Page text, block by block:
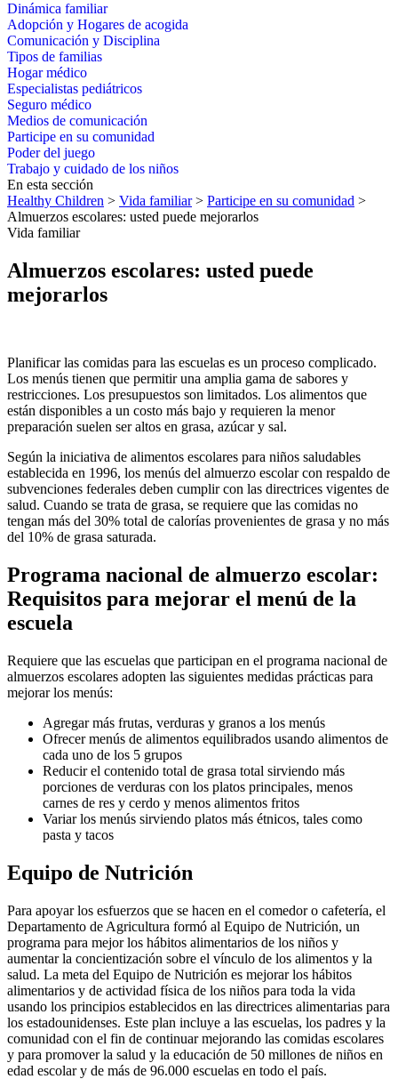
Dinámica familiar
Adopción y Hogares de acogida
Comunicación y Disciplina
Tipos de familias
Hogar médico
Especialistas pediátricos
Seguro médico
Medios de comunicación
Participe en su comunidad
Poder del juego
Trabajo y cuidado de los niños
En esta sección
Healthy Children > Vida familiar> Participe en su comunidad >
Almuerzos escolares: usted puede mejorarlos
Vida familiar
Almuerzos escolares: usted puede
mejorarlos
​Planificar las comidas para las escuelas es un proceso complicado.
Los menús tienen que permitir una amplia gama de sabores y
restricciones. Los presupuestos son limitados. Los alimentos que
están disponibles a un costo más bajo y requieren la menor
preparación suelen ser altos en grasa, azúcar y sal.
Según la iniciativa de alimentos escolares para niños saludables
establecida en 1996, los menús del almuerzo escolar con respaldo de
subvenciones federales deben cumplir con las directrices vigentes de
salud. Cuando se trata de grasa, se requiere que las comidas no
tengan más del 30% total de calorías provenientes de grasa y no más
del 10% de grasa saturada.
Programa nacional de almuerzo escolar:
Requisitos para mejorar el menú de la
escuela
Requiere que las escuelas que participan en el programa nacional de
almuerzos escolares adopten las siguientes medidas prácticas para
mejorar los menús:
Agregar más frutas, verduras y granos a los menús
Ofrecer menús de alimentos equilibrados usando alimentos de
cada uno de los 5 grupos
Reducir el contenido total de grasa total sirviendo más
porciones de verduras con los platos principales, menos
carnes de res y cerdo y menos alimentos fritos
Variar los menús sirviendo platos más étnicos, tales como
pasta y tacos
Equipo de Nutrición
Para apoyar los esfuerzos que se hacen en el comedor o cafetería, el
Departamento de Agricultura formó al Equipo de Nutrición, un
programa para mejor los hábitos alimentarios de los niños y
aumentar la concientización sobre el vínculo de los alimentos y la
salud. La meta del Equipo de Nutrición es mejorar los hábitos
alimentarios y de actividad física de los niños para toda la vida
usando los principios establecidos en las directrices alimentarias para
los estadounidenses. Este plan incluye a las escuelas, los padres y la
comunidad con el fin de continuar mejorando las comidas escolares
y para promover la salud y la educación de 50 millones de niños en
edad escolar y de más de 96.000 escuelas en todo el país.